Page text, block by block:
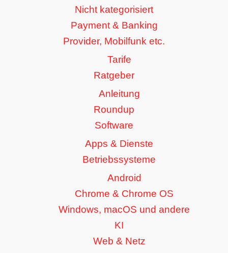
Nicht kategorisiert
Payment & Banking
Provider, Mobilfunk etc.
Tarife
Ratgeber
Anleitung
Roundup
Software
Apps & Dienste
Betriebssysteme
Android
Chrome & Chrome OS
Windows, macOS und andere
KI
Web & Netz